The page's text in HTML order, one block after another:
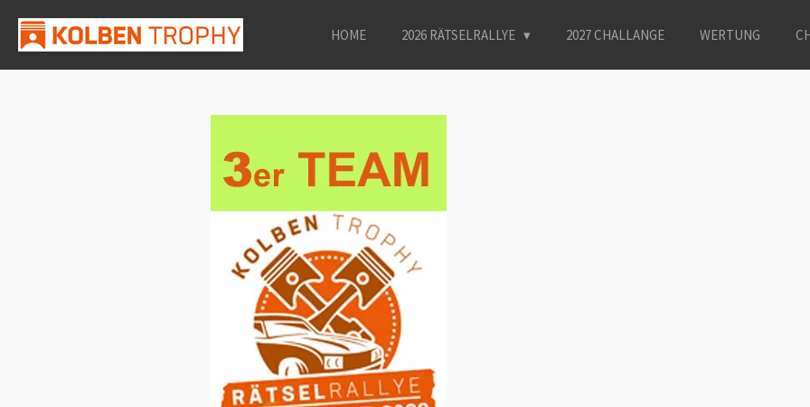
Zum
Hauptinhalt
HOME 2026 RÄTSELRALLYE 2027 CHALLANGE WERTUNG